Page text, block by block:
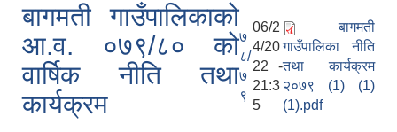
बागमती गाउँपालिकाको
आ.व. ०७९/८० को
वार्षिक नीति तथा
कार्यक्रम
७
८/
७
९
06/2
4/20
22 -
21:3
5
बागमती
गाउँपालिका नीति
तथा कार्यक्रम
२०७९ (1) (1)
(1).pdf